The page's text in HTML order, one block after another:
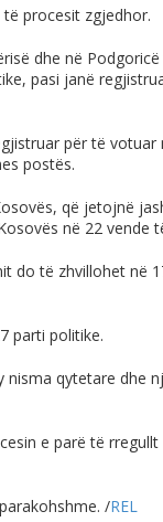
procesit zgjedhor.
dhe në
pasi janë
për të votuar
postës.
që jetojnë
në 22 vende
do të zhvillohet në
parti politike.
qytetare dhe
e parë të rregullt
/REL